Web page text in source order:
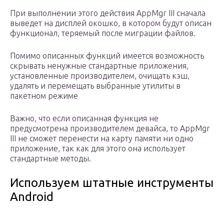
При выполнении этого действия AppMgr III сначала
выведет на дисплей окошко, в котором будут описан
функционал, теряемый после миграции файлов.
Помимо описанных функций имеется возможность
скрывать ненужные стандартные приложения,
установленные производителем, очищать кэш,
удалять и перемещать выбранные утилиты в
пакетном режиме
Важно, что если описанная функция не
предусмотрена производителем девайса, то AppMgr
III не сможет перенести на карту памяти ни одно
приложение, так как для этого она использует
стандартные методы.
Используем штатные инструменты
Android